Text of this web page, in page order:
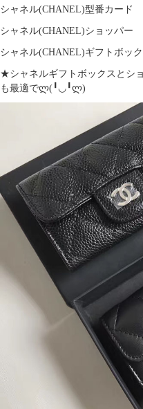
シャネル(CHANEL)型番カード
シャネル(CHANEL)ショッパー
シャネル(CHANEL)ギフトボッ
★シャネルギフトボックスとシ
も最適でლ(╹◡╹ლ)